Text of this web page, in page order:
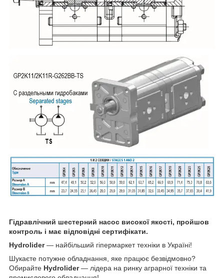
Гідравлічний шестерний насос високої якості, пройшов
контроль і має відповідні сертифікати.
Hydrolider— найбільший гіпермаркет техніки в Україні!
Шукаєте потужне обладнання, яке працює безвідмовно?
Обирайте Hydrolider— лідера на ринку аграрної техніки та